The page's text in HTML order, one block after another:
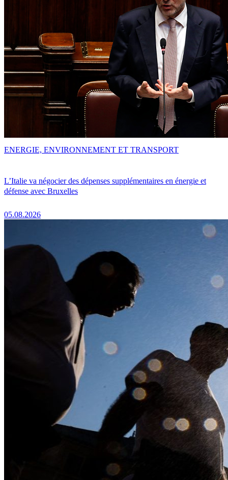
L’Italie va négocier des dépenses supplémentaires en énergie et
défense avec Bruxelles
05.08.2026
ENERGIE, ENVIRONNEMENT ET TRANSPORT